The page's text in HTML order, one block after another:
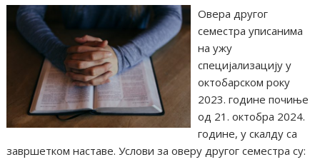
Овера другог
семестра уписанима
на ужу
специјализацију у
октобарском року
2023. године почиње
од 21. октобра 2024.
године, у скалду са
завршетком наставе. Услови за оверу другог семестра су: